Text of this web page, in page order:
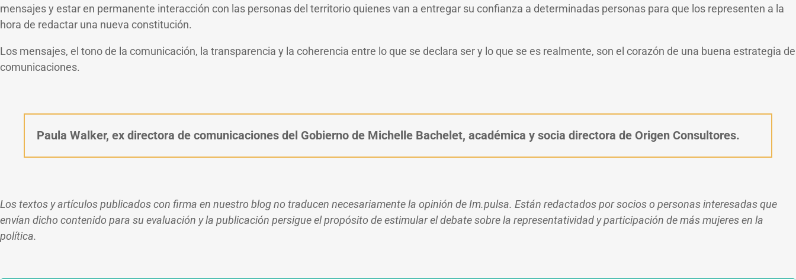
mensajes y estar en permanente interacción con las personas del territorio quienes van a entregar su confianza a determinadas personas para que los representen a la
hora de redactar una nueva constitución.
Los mensajes, el tono de la comunicación, la transparencia y la coherencia entre lo que se declara ser y lo que se es realmente, son el corazón de una buena estrategia de
comunicaciones.
Paula Walker, ex directora de comunicaciones del Gobierno de Michelle Bachelet, académica y socia directora de Origen Consultores.
Los textos y artículos publicados con firma en nuestro blog no traducen necesariamente la opinión de Im.pulsa. Están redactados por socios o personas interesadas que
envían dicho contenido para su evaluación y la publicación persigue el propósito de estimular el debate sobre la representatividad y participación de más mujeres en la
política.